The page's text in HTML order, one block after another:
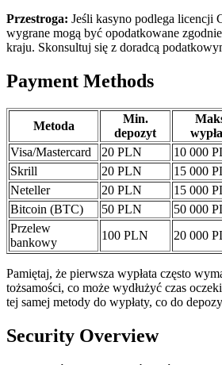
Przestroga: Jeśli kasyno podlega licencji
wygrane mogą być opodatkowane
kraju. Skonsultuj się z doradcą
Payment Methods
Metoda
Min.
depozyt
Visa/Mastercard
20 PLN 10 000
Skrill
20 PLN 15 000
Neteller
20 PLN 15 000
Bitcoin (BTC)
50 PLN 50 000
Przelew
bankowy
100 PLN 20 000
Pamiętaj, że pierwsza wypłata często
tożsamości, co może wydłużyć czas
tej samej metody do wypłaty, co do
Security Overview